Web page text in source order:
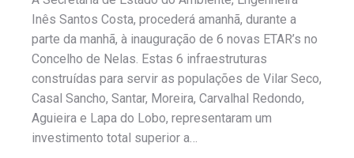
Inês Santos Costa, procederá amanhã, durante a
parte da manhã, à inauguração de 6 novas ETAR’s no
Concelho de Nelas. Estas 6 infraestruturas
construídas para servir as populações de Vilar Seco,
Casal Sancho, Santar, Moreira, Carvalhal Redondo,
Aguieira e Lapa do Lobo, representaram um
investimento total superior a…